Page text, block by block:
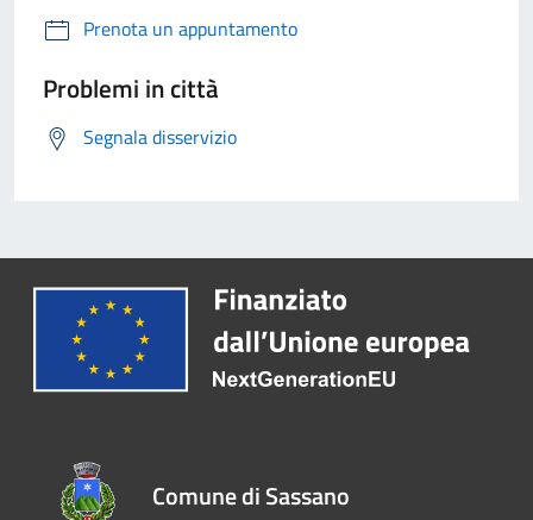
Prenota un appuntamento
Problemi in città
Segnala disservizio
Comune di Sassano